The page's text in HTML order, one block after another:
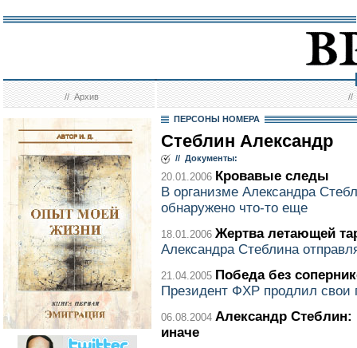
//Архив //
ПЕРСОНЫ НОМЕРА
Стеблин Александр
// Документы:
20.01.2006 Кровавые следы
В организме Александра
обнаружено что-то еще
18.01.2006 Жертва летающей
Александра Стеблина
21.04.2005 Победа без
Президент ФХР продлил свои
06.08.2004 Александр Стеблин:
иначе